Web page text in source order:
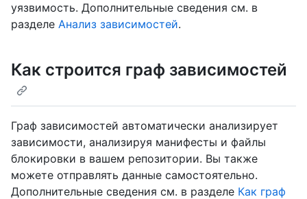
уязвимость. Дополнительные сведения см. в
разделе Анализ зависимостей.
Как строится граф зависимостей
Граф зависимостей автоматически анализирует
зависимости, анализируя манифесты и файлы
блокировки в вашем репозитории. Вы также
можете отправлять данные самостоятельно.
Дополнительные сведения см. в разделе Как граф